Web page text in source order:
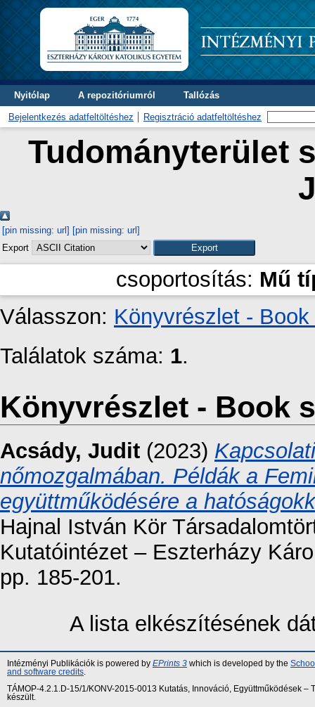
Nyitólap A repozitóriumról Tallózás
Bejelentkezés adatfeltöltéshez Regisztráció adatfeltöltéshez
Tudományterület
[pin missing: url] [pin missing: url]
Export
csoportosítás: Mű
Válasszon: Könyvrészlet -
Találatok száma: 1.
Könyvrészlet - Book
Acsády, Judit (2023)
nőmozgalmában. Példák a
együttműködésére a
Hajnal István Kör
Kutatóintézet – Eszterházy
pp. 185-201.
A lista elkészítésének
Intézményi Publikációk is powered by EPrints 3 which is developed by the
and software credits
TÁMOP-4.2.1.D-15/1/KONV-2015-0013 Kutatás, Innováció, Együttműködések
készült.